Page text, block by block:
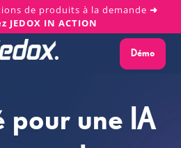
de produits à la demande ➜
JEDOX IN ACTION
Démo
pour une IA